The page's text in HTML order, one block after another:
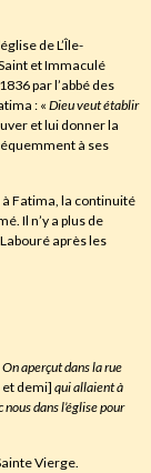
de L’Île-
et Immaculé
par l’abbé des
: « Dieu veut établir
et lui donner la
à ses
à Fatima, la continuité
Il n’y a plus de
après les
On aperçut dans la rue
demi]qui allaientà
dans l’église pour
Vierge.